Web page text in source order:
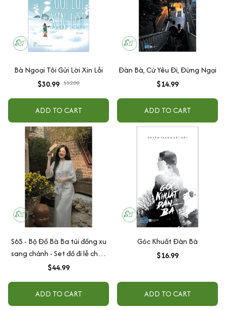
Bà Ngoại Tôi Gửi Lời Xin Lỗi
$30.99 $32.00
ADD TO CART
Đàn Bà, Cứ Yêu Đi, Đừng Ngại
$14.99
ADD TO CART
S65 - Bộ Đồ Bà Ba túi đồng xu
sang chảnh - Set đồ đi lễ chùa
đi chơi vải gấm tằm vân hoa
$44.99
ADD TO CART
Góc Khuất Đàn Bà
$16.99
ADD TO CART